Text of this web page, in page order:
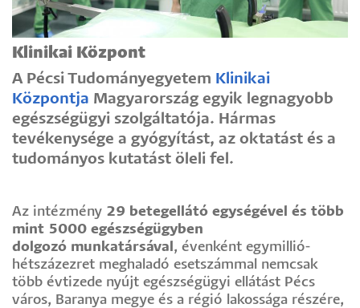
Klinikai Központ
A Pécsi Tudományegyetem Klinikai
Központja Magyarország egyik legnagyobb
egészségügyi szolgáltatója. Hármas
tevékenysége a gyógyítást, az oktatást és a
tudományos kutatást öleli fel.
Az intézmény 29 betegellátó egységével és több
mint 5000 egészségügyben
dolgozó munkatársával , évenként egymillió-
hétszázezret meghaladó esetszámmal nemcsak
több évtizede nyújt egészségügyi ellátást Pécs
város, Baranya megye és a régió lakossága részére,